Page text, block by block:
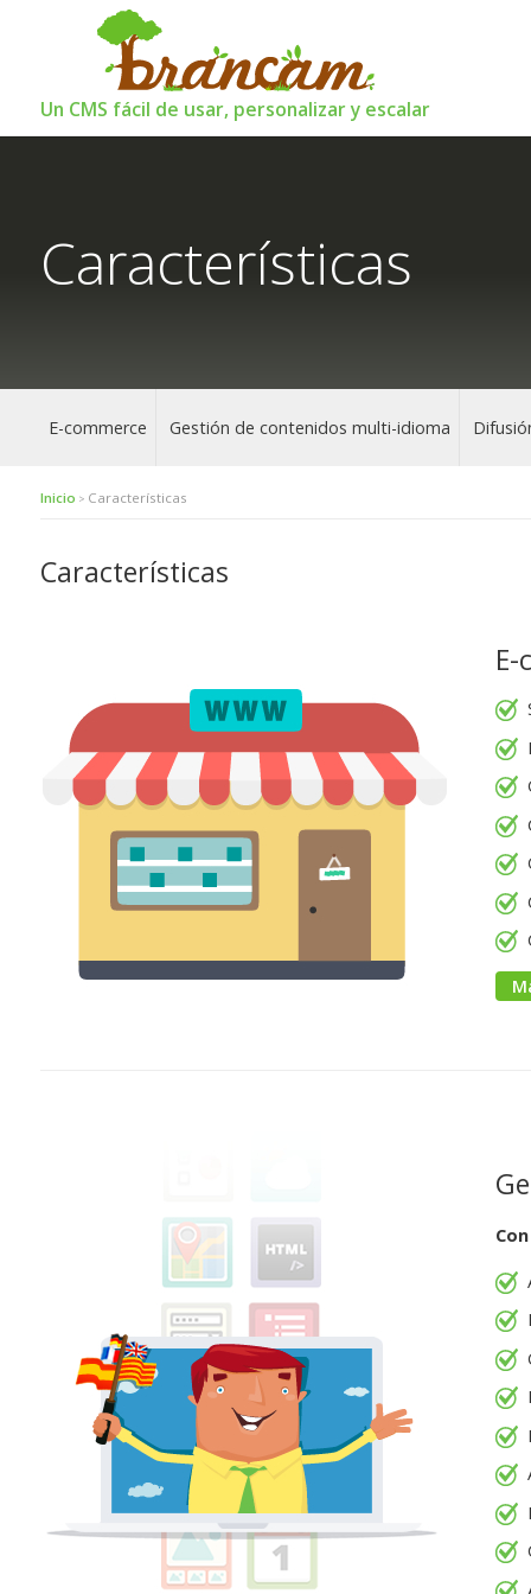
Un CMS fácil de usar, personalizar y escalar
Características
E-commerce Gestión de contenidos multi-idioma
Inicio > Características
Características